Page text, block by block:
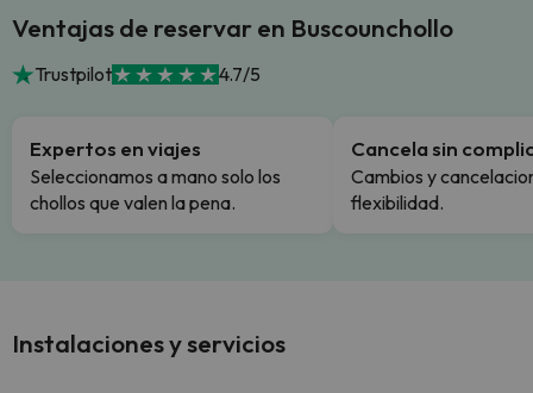
Ventajas de reservar en Buscounchollo
Trustpilot 4.7/5
Expertos en viajes
Seleccionamos a mano solo los
chollos que valen la pena.
Cancela sin
Cambios y
flexibilidad.
Instalaciones y servicios